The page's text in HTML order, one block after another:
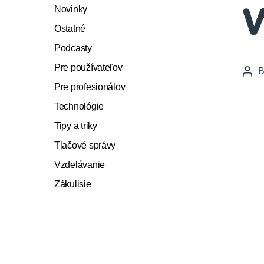
Novinky
Ostatné
Podcasty
Pre používateľov
Pre profesionálov
Technológie
Tipy a triky
Tlačové správy
Vzdelávanie
Zákulisie